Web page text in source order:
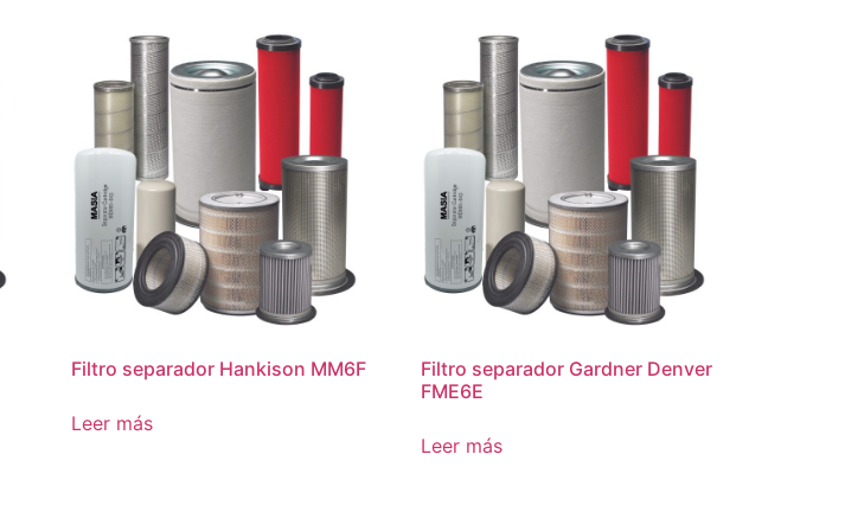
Filtro separador Hankison MM6F
Leer más
Filtro separador Gardner Denver
FME6E
Leer más